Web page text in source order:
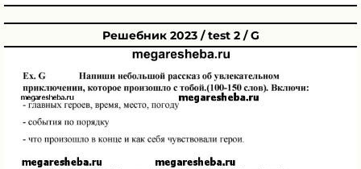
Решебник 2023 / test 2 / G